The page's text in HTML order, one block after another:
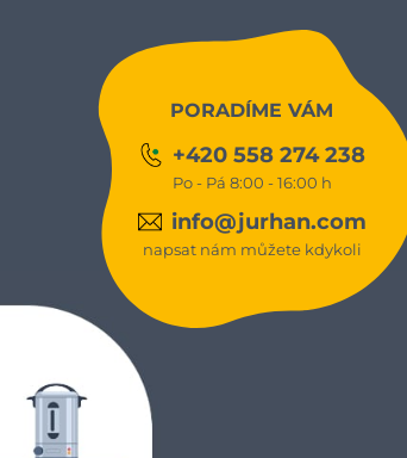
PORADÍME VÁM
+420 558 274 238
Po - Pá 8:00 - 16:00 h
info@jurhan.com
napsat nám můžete kdykoli